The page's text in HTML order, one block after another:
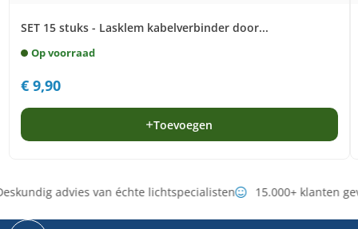
SET 15 stuks - Lasklem kabelverbinder door...
Op voorraad
€9,90
Toevoegen
advies van échte lichtspecialisten 15.000+ klanten